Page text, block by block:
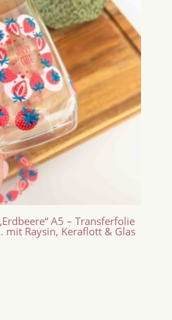
A5 – Transferfolie
mit Raysin, Keraflott & Glas